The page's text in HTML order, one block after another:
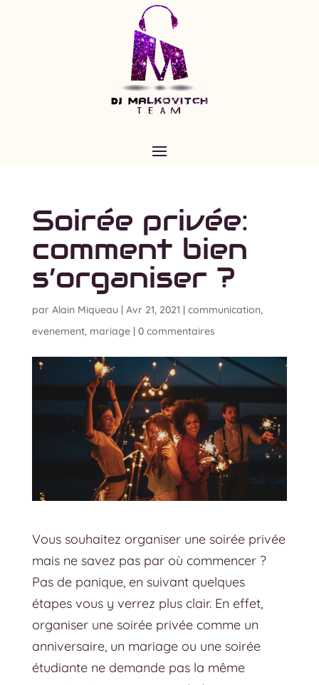
Soirée privée:
comment bien
s’organiser ?
par Alain Miqueau | Avr 21, 2021 | communication,
evenement, mariage| 0 commentaires
Vous souhaitez organiser une soirée privée
mais ne savez pas par où commencer ?
Pas de panique, en suivant quelques
étapes vous y verrez plus clair. En effet,
organiser une soirée privée comme un
anniversaire, un mariage ou une soirée
étudiante ne demande pas la même